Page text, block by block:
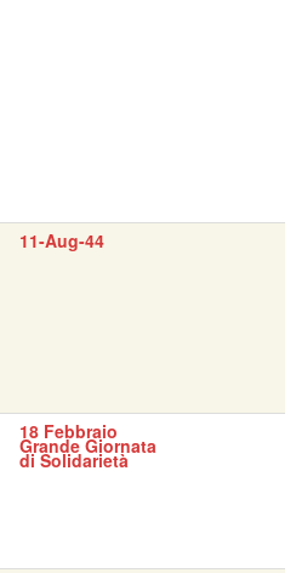
11-Aug-44
18 Febbraio
Grande Giornata
di Solidarietà